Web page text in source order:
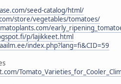
seed-catalog/html/
store/vegetables/tomatoes/
p/lajikkeet.html
index.php?lang=fi&CID=59